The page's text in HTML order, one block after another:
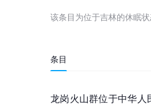
该条目为位于吉林的休眠
条目
龙岗火山群位于中华人